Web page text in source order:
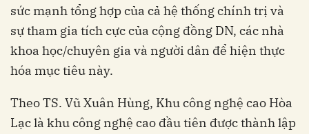
sức mạnh tổng hợp của cả hệ thống chính trị và
sự tham gia tích cực của cộng đồng DN, các nhà
khoa học/chuyên gia và người dân để hiện thực
hóa mục tiêu này.
Theo TS. Vũ Xuân Hùng, Khu công nghệ cao Hòa
Lạc là khu công nghệ cao đầu tiên được thành lập